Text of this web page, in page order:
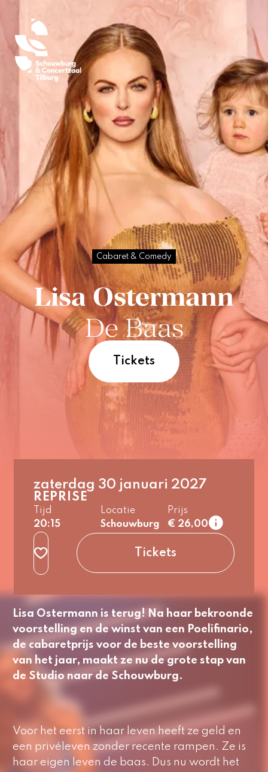
Cabaret & Comedy
LisaOstermann
De Baas
Tickets
zaterdag 30 januari 2027
REPRISE
Tijd
20:15
Locatie
Schouwburg
Prijs
€ 26,00
1e rang
Tickets
Lisa Ostermann is terug! Na haar bekroonde
voorstelling en de winst van een Poelifinario,
de cabaretprijs voor de beste voorstelling
van het jaar, maakt ze nu de grote stap van
de Studio naar de Schouwburg.
Voor het eerst in haar leven heeft ze geld en
een privéleven zonder recente rampen. Ze is
haar eigen leven de baas. Dus nu wordt het